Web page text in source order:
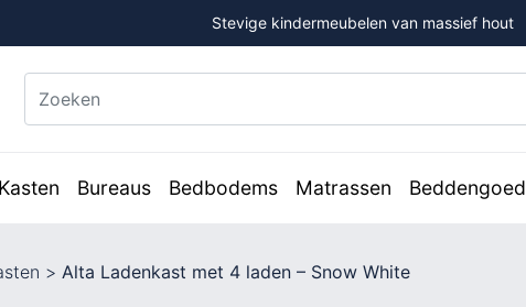
Stevige kindermeubelen van massief hout
Kasten Bureaus Bedbodems Matrassen Beddengoed
> Alta Ladenkast met 4 laden – Snow White